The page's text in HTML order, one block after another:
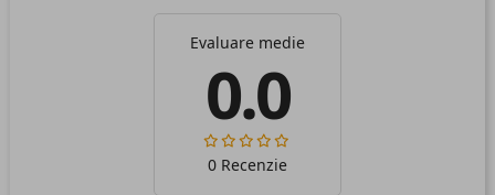
Evaluare medie
0.0
0 Recenzie